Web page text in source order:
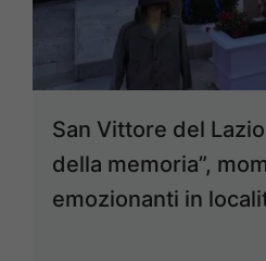
San Vittore del
della memoria”,
emozionanti in